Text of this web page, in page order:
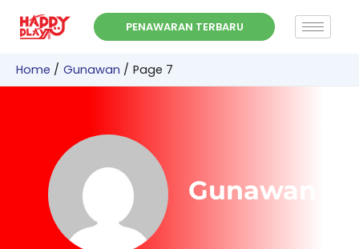
PENAWARAN TERBARU
Home Gunawan Page 7
Gunawan